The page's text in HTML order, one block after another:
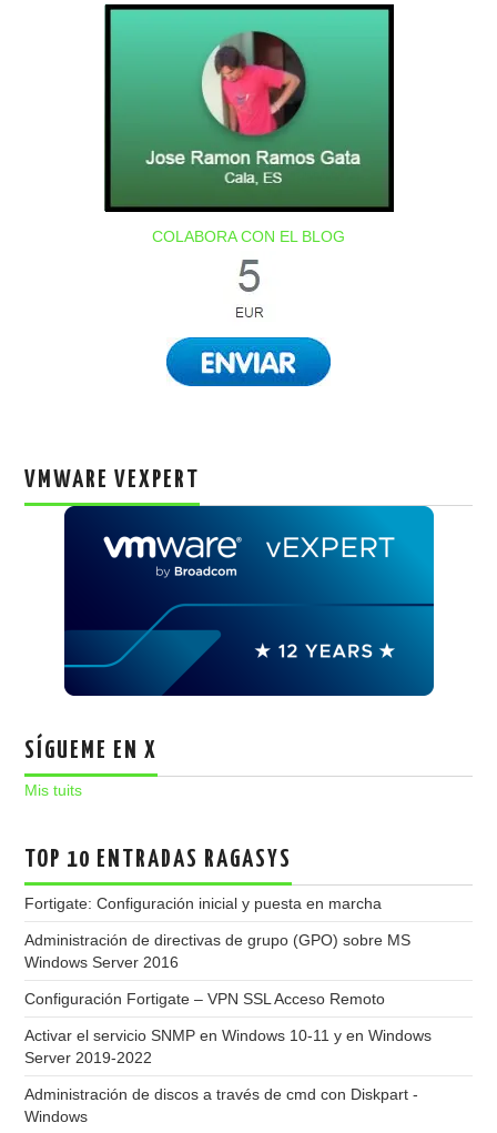
COLABORA CON EL BLOG
VMWARE VEXPERT
SÍGUEME EN X
Mis tuits
TOP 10 ENTRADAS RAGASYS
Fortigate: Configuración inicial y puesta en marcha
Administración de directivas de grupo (GPO) sobre MS
Windows Server 2016
Configuración Fortigate – VPN SSL Acceso Remoto
Activar el servicio SNMP en Windows 10-11 y en Windows
Server 2019-2022
Administración de discos a través de cmd con Diskpart -
Windows